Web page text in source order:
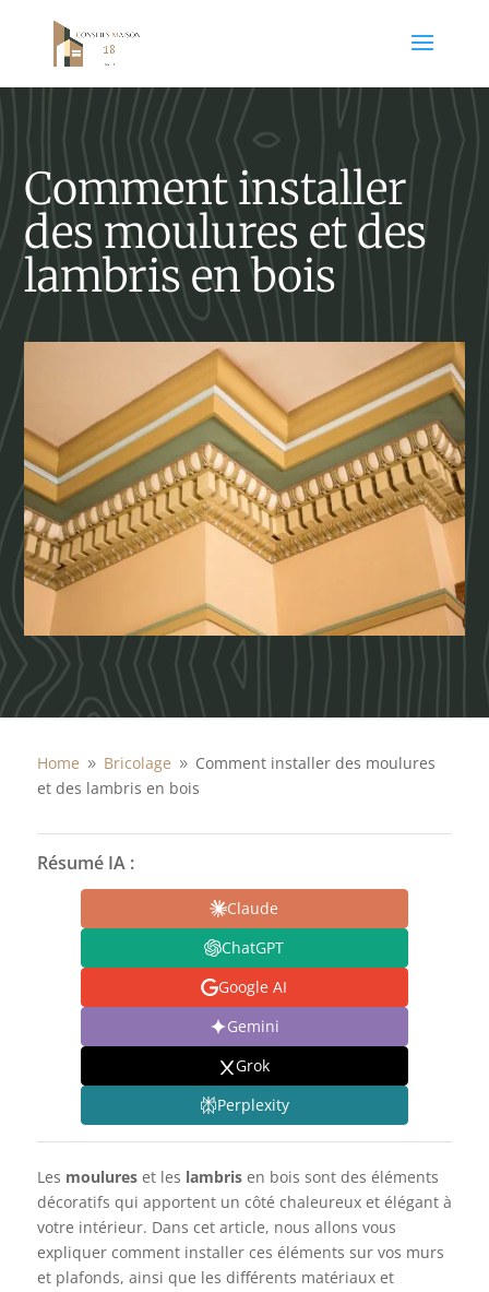
Comment installer
des moulures et des
lambris en bois
Home 9 Bricolage 9 Comment installer des moulures
et des lambris en bois
Résumé IA :
Claude
ChatGPT
Google AI
Gemini
Grok
Perplexity
Les moulureset les lambrisen bois sont des éléments
décoratifs qui apportent un côté chaleureux et élégant à
votre intérieur. Dans cet article, nous allons vous
expliquer comment installer ces éléments sur vos murs
et plafonds, ainsi que les différents matériaux et